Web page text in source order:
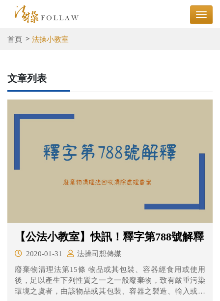
首頁 法操小教室
文章列表
【公法小教室】快訊！釋字第788號解釋
2020-01-31
法操司想傳媒
廢棄物清理法第15條 物品或其包裝、容器經食用或使用
後，足以產生下列性質之一之一般廢棄物，致有嚴重污染
環境之虞者，由該物品或其包裝、容器之製造、輸入或原